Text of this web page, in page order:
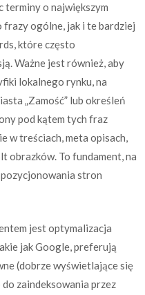
terminy o największym
ogólne, jak i te bardziej
które często
Ważne jest również, aby
lokalnego rynku, na
„Zamość” lub określeń
pod kątem tych fraz
w treściach, meta opisach,
obrazków. To fundament, na
stron
jest optymalizacja
jak Google, preferują
(dobrze wyświetlające się
zaindeksowania przez